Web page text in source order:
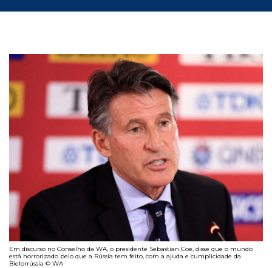
Em discurso no Conselho da WA, o presidente Sebastian Coe, disse que o mundo
está horrorizado pelo que a Rússia tem feito, com a ajuda e cumplicidade da
Bielorrússia © WA